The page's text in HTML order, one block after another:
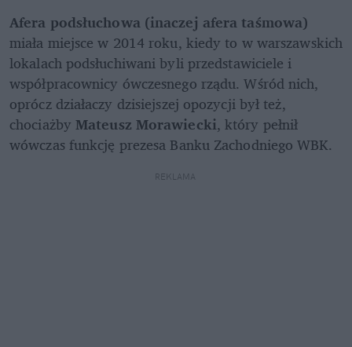
Afera podsłuchowa (inaczej afera taśmowa)
miała miejsce w 2014 roku, kiedy to w warszawskich
lokalach podsłuchiwani byli przedstawiciele i
współpracownicy ówczesnego rządu. Wśród nich,
oprócz działaczy dzisiejszej opozycji był też,
chociażby Mateusz Morawiecki, który pełnił
wówczas funkcję prezesa Banku Zachodniego WBK.
REKLAMA